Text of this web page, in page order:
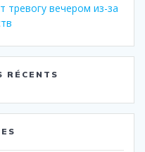
вечером из-за
RÉCENTS